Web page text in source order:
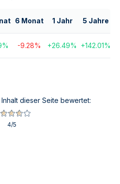
6 Monat 1 Jahr 5 Jahre
% -9.28% +26.49% +142.01%
dieser Seite bewertet:
4/5